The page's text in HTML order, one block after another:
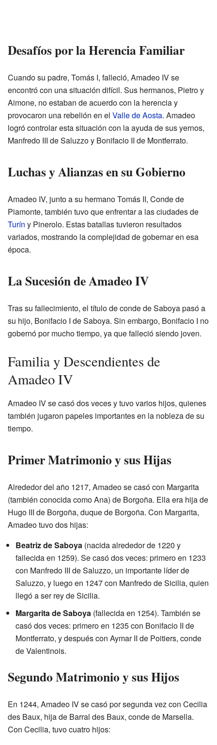
Desafíos por la Herencia Familiar
Cuando su padre, Tomás I, falleció, Amadeo IV se
encontró con una situación difícil. Sus hermanos, Pietro y
Aimone, no estaban de acuerdo con la herencia y
provocaron una rebelión en el Valle de Aosta. Amadeo
logró controlar esta situación con la ayuda de sus yernos,
Manfredo III de Saluzzo y Bonifacio II de Montferrato.
Luchas y Alianzas en su Gobierno
Amadeo IV, junto a su hermano Tomás II, Conde de
Piamonte, también tuvo que enfrentar a las ciudades de
Turín y Pinerolo. Estas batallas tuvieron resultados
variados, mostrando la complejidad de gobernar en esa
época.
La Sucesión de Amadeo IV
Tras su fallecimiento, el título de conde de Saboya pasó a
su hijo, Bonifacio I de Saboya. Sin embargo, Bonifacio I no
gobernó por mucho tiempo, ya que falleció siendo joven.
Familia y Descendientes de
Amadeo IV
Amadeo IV se casó dos veces y tuvo varios hijos, quienes
también jugaron papeles importantes en la nobleza de su
tiempo.
Primer Matrimonio y sus Hijas
Alrededor del año 1217, Amadeo se casó con Margarita
(también conocida como Ana) de Borgoña. Ella era hija de
Hugo III de Borgoña, duque de Borgoña. Con Margarita,
Amadeo tuvo dos hijas:
Beatriz de Saboya (nacida alrededor de 1220 y
fallecida en 1259). Se casó dos veces: primero en 1233
con Manfredo III de Saluzzo, un importante líder de
Saluzzo, y luego en 1247 con Manfredo de Sicilia, quien
llegó a ser rey de Sicilia.
Margarita de Saboya (fallecida en 1254). También se
casó dos veces: primero en 1235 con Bonifacio II de
Montferrato, y después con Aymar II de Poitiers, conde
de Valentinois.
Segundo Matrimonio y sus Hijos
En 1244, Amadeo IV se casó por segunda vez con Cecilia
des Baux, hija de Barral des Baux, conde de Marsella.
Con Cecilia, tuvo cuatro hijos: